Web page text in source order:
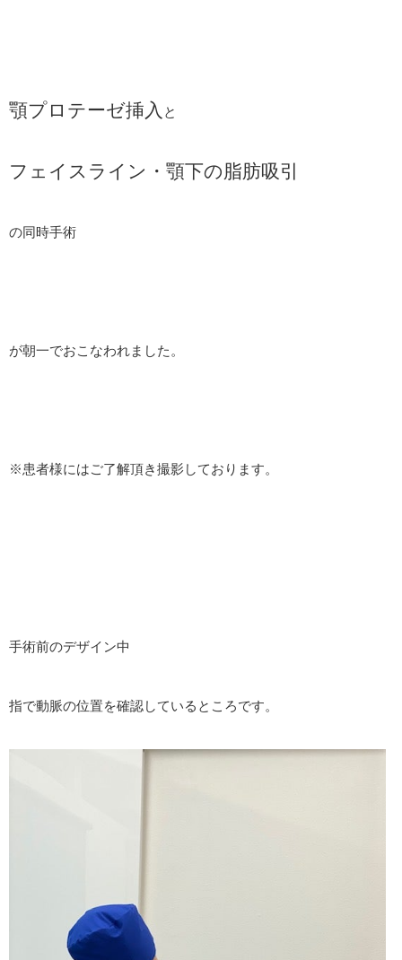
顎プロテーゼ挿入 と
フェイスライン・顎下の脂肪吸引
の同時手術
が朝一でおこなわれました。
※患者様にはご了解頂き撮影しております。
手術前のデザイン中
指で動脈の位置を確認しているところです。